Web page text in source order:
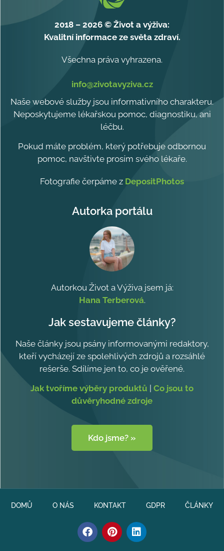
2018 – 2026 © Život a výživa:
Kvalitní informace ze světa zdraví.
Všechna práva vyhrazena.
info@zivotavyziva.cz
Naše webové služby jsou informativního charakteru.
Neposkytujeme lékařskou pomoc, diagnostiku, ani
léčbu.
Pokud máte problém, který potřebuje odbornou
pomoc, navštivte prosím svého lékaře.
Fotografie čerpáme z DepositPhotos
Autorka portálu
Autorkou Život a Výživa jsem já:
Hana Terberová.
Jak sestavujeme články?
Naše články jsou psány informovanými redaktory,
kteří vycházejí ze spolehlivých zdrojů a rozsáhlé
rešerše. Sdílíme jen to, co je ověřené.
Jak tvoříme výběry produktů
Co jsou to
důvěryhodné zdroje
Kdo jsme? »
DOMŮ O NÁS KONTAKT GDPR ČLÁNKY